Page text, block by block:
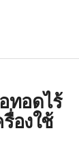
ทอดไร้
องใช้